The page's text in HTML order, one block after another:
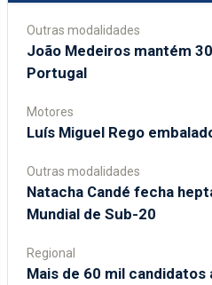
Outras modalidades
João Medeiros mantém
Portugal
Motores
Luís Miguel Rego
Outras modalidades
Natacha Candé fecha
Mundial de Sub-20
Regional
Mais de 60 mil candidatos